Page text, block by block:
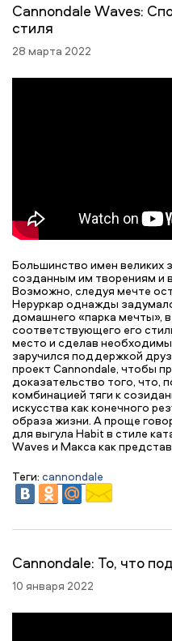
Cannondale Waves:
стиля
28 марта 2022
Большинство имен великих
созданным им творениям и
Возможно, следуя мечте
Неруркар однажды
домашнего «парка мечты»,
соответствующего его
место и сделав
заручился поддержкой
проект Cannondale, чтобы
доказательство того, что,
комбинацией тяги к
искусства как конечного
образа жизни. А проще
для выгула Habit в стиле
Waves и Макса как
Теги: cannondale
Cannondale: То, что
10 января 2022